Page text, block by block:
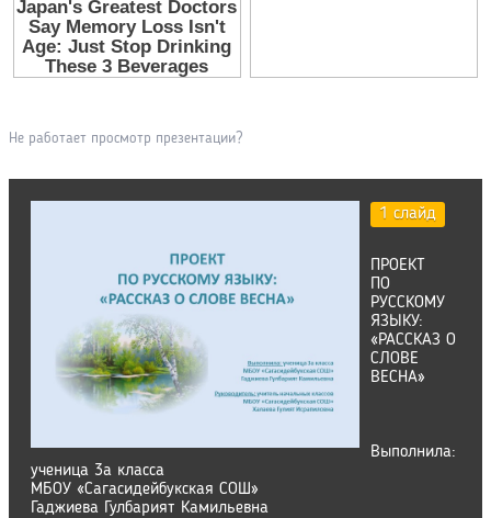
Не работает просмотр презентации?
1 слайд
ПРОЕКТ
ПО
РУССКОМУ
ЯЗЫКУ:
«РАССКАЗ О
СЛОВЕ
ВЕСНА»
Выполнила:
ученица 3а класса
МБОУ «Сагасидейбукская СОШ»
Гаджиева Гулбарият Камильевна